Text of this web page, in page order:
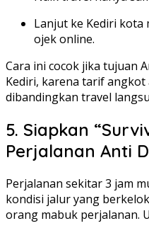
Lanjut ke Kediri
ojek online.
Cara ini cocok jika tujuan
Kediri, karena tarif
dibandingkan travel
5. Siapkan
Perjalanan Anti
Perjalanan sekitar 3 jam
kondisi jalur yang
orang mabuk perjalanan.